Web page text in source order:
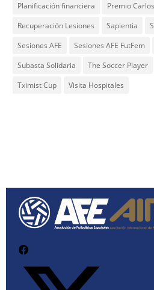
Planificación financiera
Premio
Recuperación Lesiones
Sapientia
Sesiones AFE
Sesiones AFE FutFem
Subasta Solidaria
The Soccer Player
Tximist Cup
Visita Hospitales